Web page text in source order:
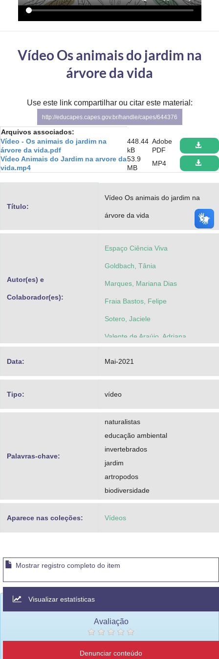
Advocacia-Geral da União
Banco Central do Brasil
PlanaltoVídeo Os animais do jardim na
árvore da vida
Use este link compartilhar ou citar este material:
http://educapes.capes.gov.br/handle/capes/644376
Arquivos associados:
Vídeo - Os animais do jardim na
árvore da vida.pdf
448.44
kB
Adobe
PDF
Vídeo Animais do Jardim na arvore da
vida.mp4
53.9
MB
MP4
Título:
Vídeo Os animais do jardim na
árvore da vida
Autor(es) e
Colaborador(es):
Espaço Ciência Viva
Goldbach, Tânia
Marques, Mariana Dias
Fraia Bastos, Felipe
Sotero, Jaciele
Valente de Araújo, Adriana
Data: Mai-2021
Tipo: vídeo
Palavras-chave:
naturalistas
educação ambiental
invertebrados
jardim
artropodos
biodiversidade
Aparece nas coleções: Vídeos
Mostrar registro completo do item
Visualizar estatísticas
Avaliação
Denunciar conteúdo